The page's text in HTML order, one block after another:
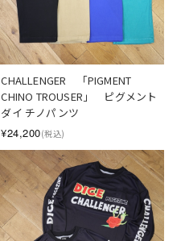
CHALLENGER　「PIGMENT
CHINO TROUSER」　ピグメント
ダイ チノパンツ
¥24,200(税込)